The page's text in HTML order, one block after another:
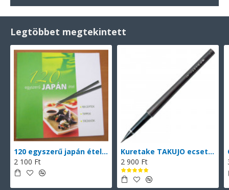
Legtöbbet megtekintett
120 egyszerű japán étel (magyarul)
2 100 Ft
Kuretake TAKUJO ecsettoll No. 8 (DP150-8B), vékony hegyű ecsettoll, fekete tinta, 2 db cserélhető patronnal
2 900 Ft